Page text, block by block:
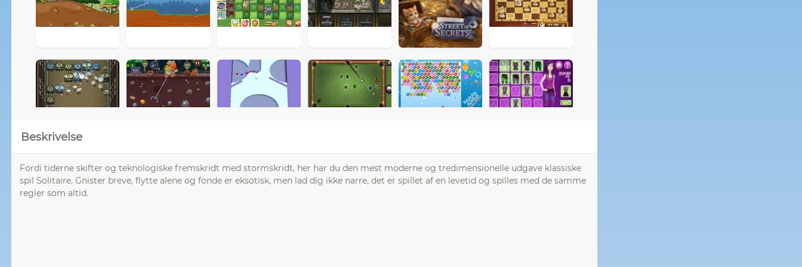
Beskrivelse
Fordi tiderne skifter og teknologiske fremskridt med stormskridt, her har du den mest moderne og tredimensionelle udgave klassiske
spil Solitaire. Gnister breve, flytte alene og fonde er eksotisk, men lad dig ikke narre, det er spillet af en levetid og spilles med de samme
regler som altid.